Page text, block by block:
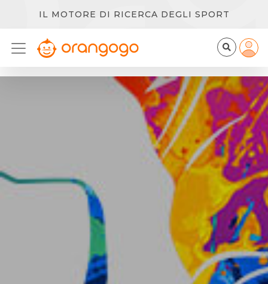
IL MOTORE DI RICERCA DEGLI SPORT